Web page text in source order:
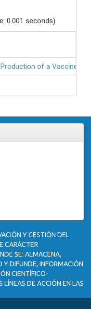
0.001 seconds).
of a Vaccine
Y GESTIÓN DEL
CARÁCTER
SE: ALMACENA,
Y DIFUNDE, INFORMACIÓN
CIENTÍFICO-
LÍNEAS DE ACCIÓN EN LAS